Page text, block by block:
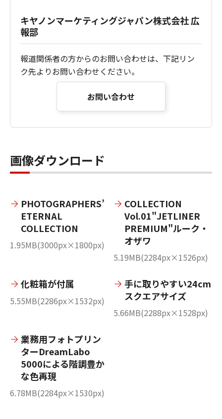
キヤノンマーケティングジャパン株式会社 広
報部
報道関係者の方からのお問い合わせは、下記リン
ク先よりお問い合わせください。
お問い合わせ
画像ダウンロード
PHOTOGRAPHERS’
ETERNAL
COLLECTION
1.95MB(3000px×1800px)
COLLECTION
Vol.01"JETLINER
PREMIUM"ルーク・
オザワ
5.19MB(2284px×1526px)
化粧箱が付属
5.55MB(2286px×1532px)
手に取りやすい24cm
スクエアサイズ
5.66MB(2288px×1528px)
業務用フォトプリン
ターDreamLabo
5000による階調豊か
な色再現
6.78MB(2284px×1530px)